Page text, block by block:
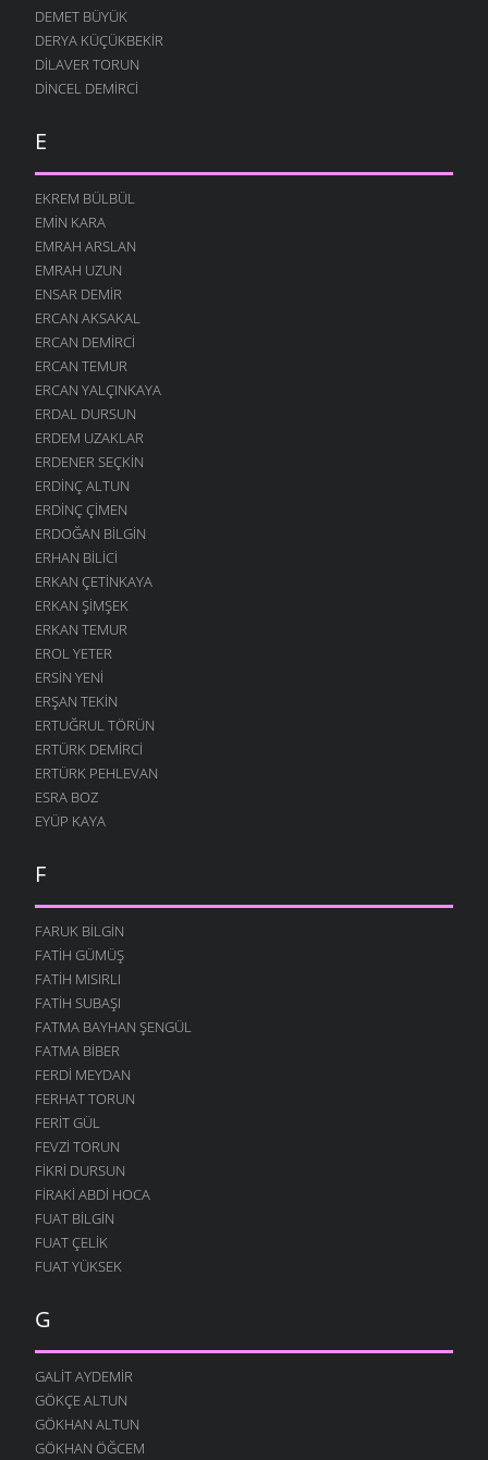
DEMET BÜYÜK
DERYA KÜÇÜKBEKIR
DILAVER TORUN
DINCEL DEMIRCI
E
EKREM BÜLBÜL
EMIN KARA
EMRAH ARSLAN
EMRAH UZUN
ENSAR DEMIR
ERCAN AKSAKAL
ERCAN DEMIRCI
ERCAN TEMUR
ERCAN YALÇINKAYA
ERDAL DURSUN
ERDEM UZAKLAR
ERDENER SEÇKIN
ERDINÇ ALTUN
ERDINÇ ÇIMEN
ERDOĞAN BILGIN
ERHAN BILICI
ERKAN ÇETINKAYA
ERKAN ŞIMŞEK
ERKAN TEMUR
EROL YETER
ERSIN YENI
ERŞAN TEKIN
ERTUĞRUL TÖRÜN
ERTÜRK DEMIRCI
ERTÜRK PEHLEVAN
ESRA BOZ
EYÜP KAYA
F
FARUK BILGIN
FATIH GÜMÜŞ
FATIH MISIRLI
FATIH SUBAŞI
FATMA BAYHAN ŞENGÜL
FATMA BIBER
FERDI MEYDAN
FERHAT TORUN
FERIT GÜL
FEVZI TORUN
FIKRI DURSUN
FIRAKI ABDI HOCA
FUAT BILGIN
FUAT ÇELIK
FUAT YÜKSEK
G
GALIT AYDEMIR
GÖKÇE ALTUN
GÖKHAN ALTUN
GÖKHAN ÖĞCEM